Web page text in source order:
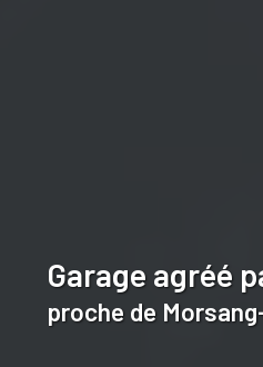
Garage agréé
proche de